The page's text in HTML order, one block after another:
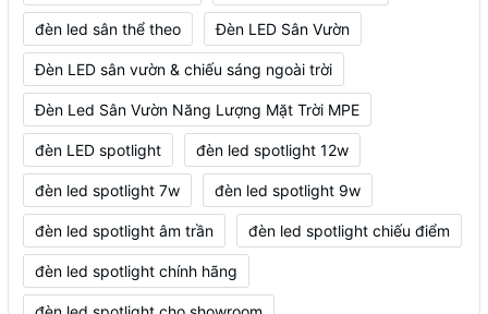
đèn led sân thể theo Đèn LED Sân Vườn
Đèn LED sân vườn & chiếu sáng ngoài trời
Đèn Led Sân Vườn Năng Lượng Mặt Trời MPE
đèn LED spotlight đèn led spotlight 12w
đèn led spotlight 7w đèn led spotlight 9w
đèn led spotlight âm trần đèn led spotlight chiếu điểm
đèn led spotlight chính hãng